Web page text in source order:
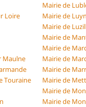
Mairie de
Loire
Mairie de
Mairie de
Mairie de
Mairie de
Maulne
Mairie de
Mairie de
Touraine
Mairie de
Mairie de
Mairie de